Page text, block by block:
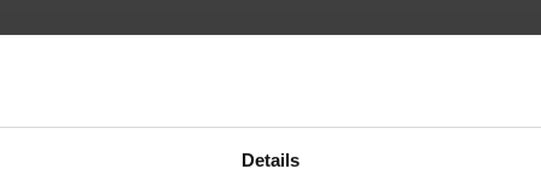
Details
(ASJ 75)"